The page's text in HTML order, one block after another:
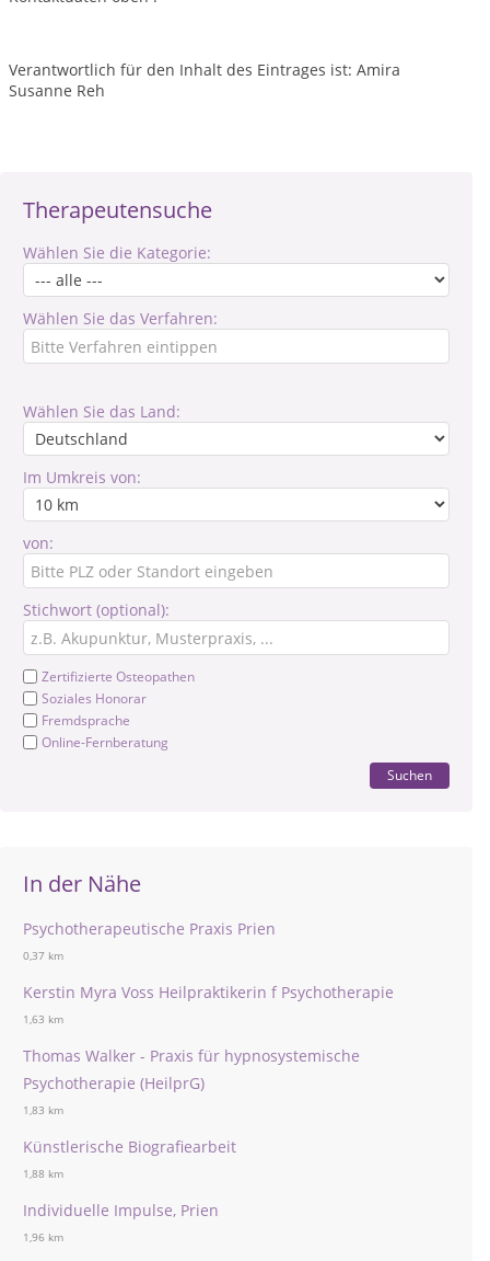
Therapeutensuche
Wählen Sie die Kategorie:
Wählen Sie das Verfahren:
Wählen Sie das Land:
Im Umkreis von:
von:
Stichwort (optional):
Zertifizierte Osteopathen
Soziales Honorar
Fremdsprache
Online-Fernberatung
Suchen
In der Nähe
Psychotherapeutische Praxis Prien
0,37 km
Kerstin Myra Voss Heilpraktikerin f Psychotherapie
1,63 km
Thomas Walker - Praxis für hypnosystemische
Psychotherapie (HeilprG)
1,83 km
Künstlerische Biografiearbeit
1,88 km
Individuelle Impulse, Prien
1,96 km
Verantwortlich für den Inhalt des Eintrages ist: Amira
Susanne Reh